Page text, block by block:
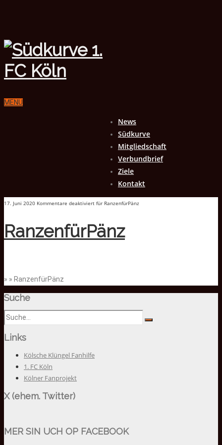
MENU
News
Südkurve
Mitgliedschaft
Verbundbrief
Ziele
Kontakt
17. Juni 2020 Kommentare deaktiviert für RanzenfürPänz
RanzenfürPänz
» » RanzenfürPänz
Suche
Links
Kölsche Klüngel Fanhilfe
1. FC Köln
Kölner Fanprojekt
X (ehem. Twitter)
MER SIN UCH OP FACEBOOK